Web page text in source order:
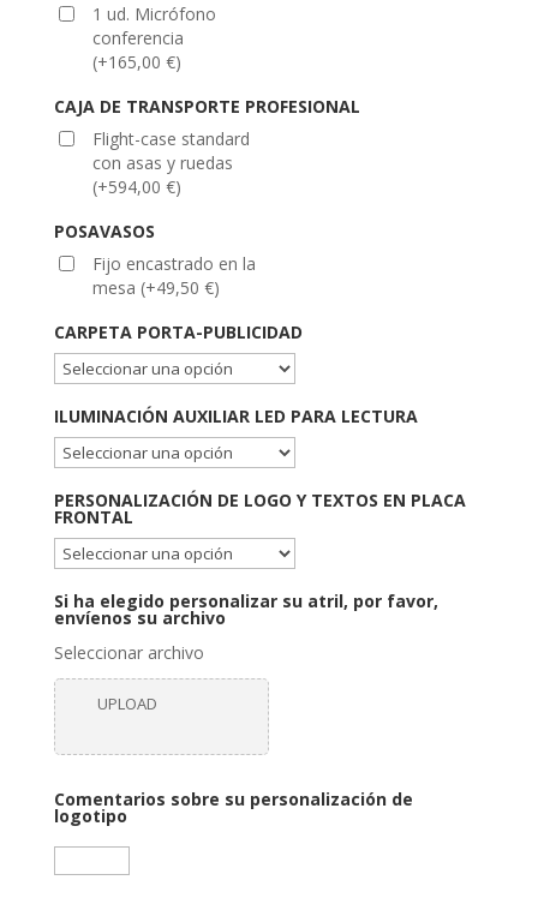
1 ud. Micrófono
conferencia
(+165,00 €)
CAJA DE TRANSPORTE PROFESIONAL
Flight-case standard
con asas y ruedas
(+594,00 €)
POSAVASOS
Fijo encastrado en la
mesa (+49,50 €)
CARPETA PORTA-PUBLICIDAD
ILUMINACIÓN AUXILIAR LED PARA LECTURA
PERSONALIZACIÓN DE LOGO Y TEXTOS EN PLACA
FRONTAL
Si ha elegido personalizar su atril, por favor,
envíenos su archivo
Seleccionar archivo
UPLOAD
Comentarios sobre su personalización de
logotipo